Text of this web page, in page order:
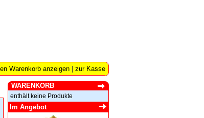
Warenkorb anzeigen zur Kasse
WARENKORB
enthält keine Produkte
Im Angebot